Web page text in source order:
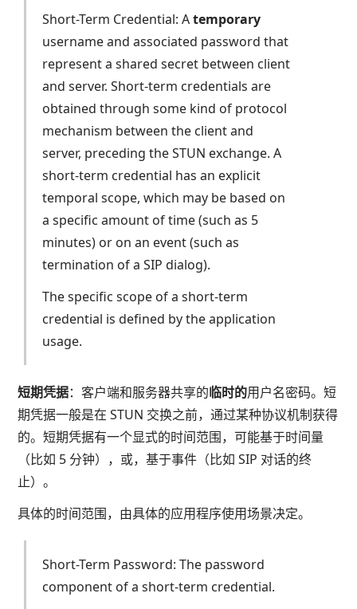
Short-Term Credential: Atemporary
username and associated password that
represent a shared secret between client
and server. Short-term credentials are
obtained through some kind of protocol
mechanism between the client and
server, preceding the STUN exchange. A
short-term credential has an explicit
temporal scope, which may be based on
a specific amount of time (such as 5
minutes) or on an event (such as
termination of a SIP dialog).
The specific scope of a short-term
credential is defined by the application
usage.
短期凭据：客户端和服务器共享的临时的用户名密码。短
期凭据一般是在 STUN 交换之前，通过某种协议机制获得
的。短期凭据有一个显式的时间范围，可能基于时间量
（比如 5 分钟），或，基于事件（比如 SIP 对话的终
止）。
具体的时间范围，由具体的应用程序使用场景决定。
Short-Term Password: The password
component of a short-term credential.